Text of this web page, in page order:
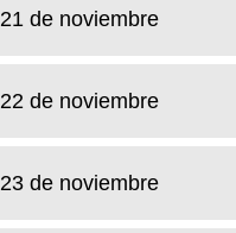
21 de noviembre
22 de noviembre
23 de noviembre